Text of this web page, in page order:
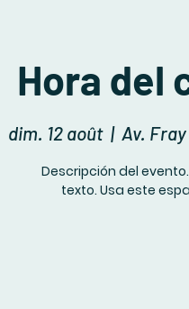
Hora del
dim. 12 août
  |
Av.
Descripción del
texto. Usa este